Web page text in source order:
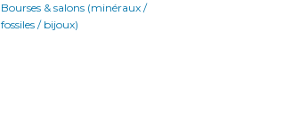
Bourses & salons (minéraux /
fossiles / bijoux)